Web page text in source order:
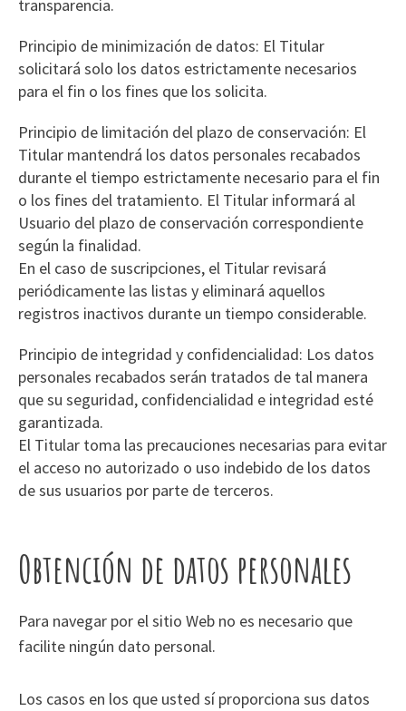
transparencia.
Principio de minimización de datos: El Titular
solicitará solo los datos estrictamente necesarios
para el fin o los fines que los solicita.
Principio de limitación del plazo de conservación: El
Titular mantendrá los datos personales recabados
durante el tiempo estrictamente necesario para el fin
o los fines del tratamiento. El Titular informará al
Usuario del plazo de conservación correspondiente
según la finalidad.
En el caso de suscripciones, el Titular revisará
periódicamente las listas y eliminará aquellos
registros inactivos durante un tiempo considerable.
Principio de integridad y confidencialidad: Los datos
personales recabados serán tratados de tal manera
que su seguridad, confidencialidad e integridad esté
garantizada.
El Titular toma las precauciones necesarias para evitar
el acceso no autorizado o uso indebido de los datos
de sus usuarios por parte de terceros.
Obtención de datos personales
Para navegar por el sitio Web no es necesario que
facilite ningún dato personal.
Los casos en los que usted sí proporciona sus datos